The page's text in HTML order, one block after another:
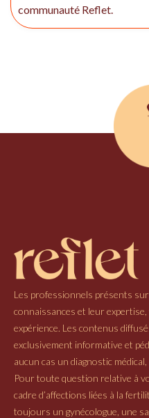
communauté Reflet.
Les professionnels présents
connaissances et leur
expérience. Les contenus
exclusivement informative et
aucun cas un diagnostic
Pour toute question relative à
cadre d’affections liées à la
toujours un gynécologue, une